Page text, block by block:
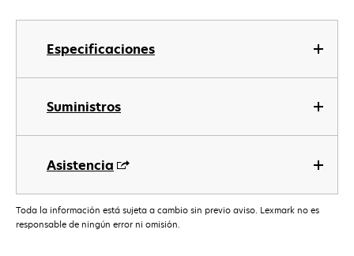
Especificaciones
Suministros
Asistencia
Toda la información está sujeta a cambio sin previo aviso. Lexmark no es
responsable de ningún error ni omisión.